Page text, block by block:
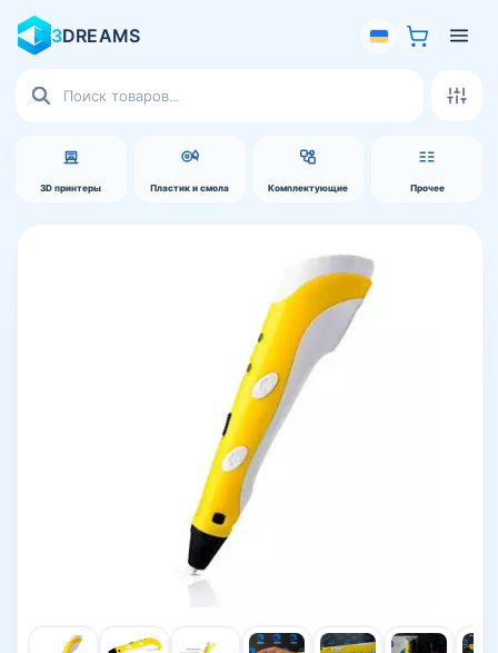
3DREAMS
3D принтеры Пластик и смола Комплектующие Прочее
товаров